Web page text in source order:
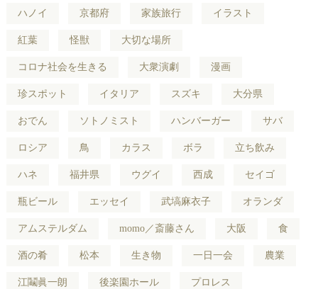
ハノイ 京都府 家族旅行 イラスト
紅葉 怪獣 大切な場所
コロナ社会を生きる 大衆演劇 漫画
珍スポット イタリア スズキ 大分県
おでん ソトノミスト ハンバーガー サバ
ロシア 鳥 カラス ボラ 立ち飲み
ハネ 福井県 ウグイ 西成 セイゴ
瓶ビール エッセイ 武塙麻衣子 オランダ
アムステルダム momo／斎藤さん 大阪 食
酒の肴 松本 生き物 一日一会 農業
江鬮眞一朗 後楽園ホール プロレス